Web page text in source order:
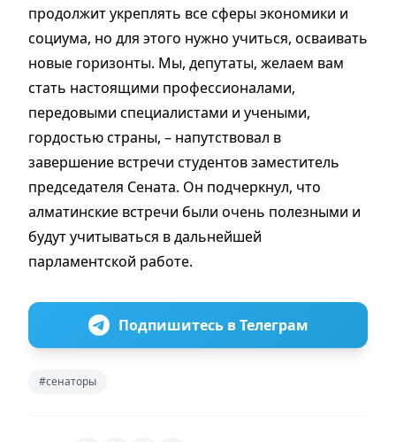
продолжит укреплять все сферы экономики и
социума, но для этого нужно учиться, осваивать
новые горизонты. Мы, депутаты, желаем вам
стать настоящими профессио­налами,
передовыми специалистами и учеными,
гордостью страны, – напутствовал в
завершение встречи студентов заместитель
председателя Сената. Он подчерк­нул, что
алматинские встречи были очень полезными и
будут учитываться в дальнейшей
парламентской работе.
Подпишитесь в Телеграм
#сенаторы